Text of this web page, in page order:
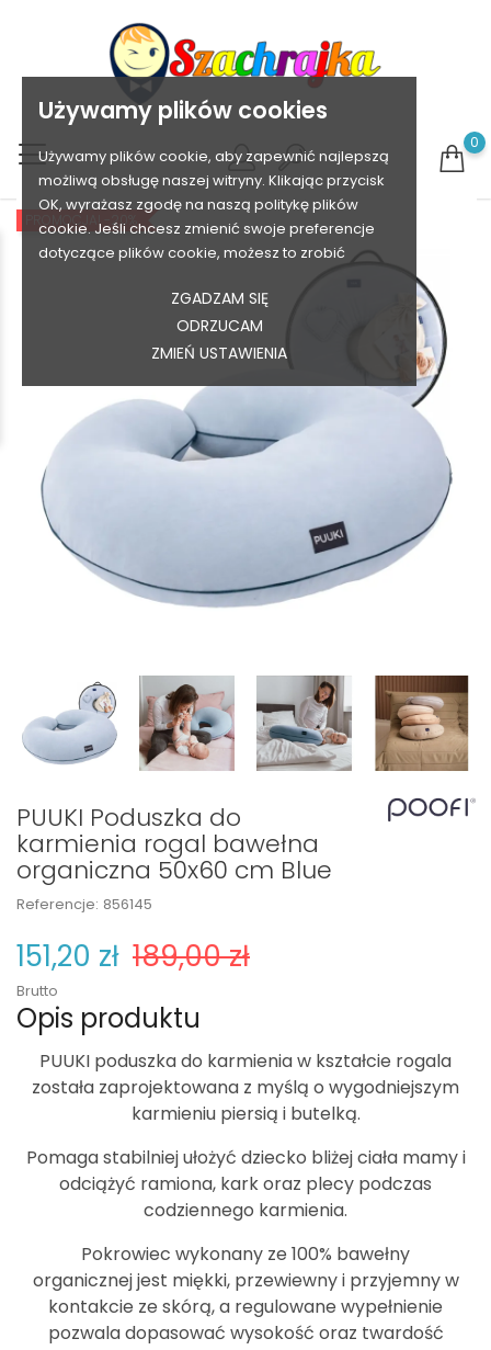
Używamy plików cookies
Używamy plików cookie, aby zapewnić najlepszą
możliwą obsługę naszej witryny. Klikając przycisk
OK, wyrażasz zgodę na naszą politykę plików
cookie. Jeśli chcesz zmienić swoje preferencje
dotyczące plików cookie, możesz to zrobić
ZGADZAM SIĘ
ODRZUCAM
ZMIEŃ USTAWIENIA
0
PROMOCJA! -20%
PUUKI Poduszka do
karmienia rogal bawełna
organiczna 50x60 cm Blue
Referencje: 856145
151,20 zł 189,00 zł
Brutto
Opis produktu
PUUKI poduszka do karmieniaw kształcie rogala
została zaprojektowana z myślą o wygodniejszym
karmieniu piersią i butelką.
Pomaga stabilniej ułożyć dziecko bliżej ciała mamy i
odciążyć ramiona, kark oraz plecy podczas
codziennego karmienia.
Pokrowiec wykonany ze 100% bawełny
organicznejjest miękki, przewiewny i przyjemny w
kontakcie ze skórą, a regulowane wypełnienie
pozwala dopasować wysokość oraz twardość